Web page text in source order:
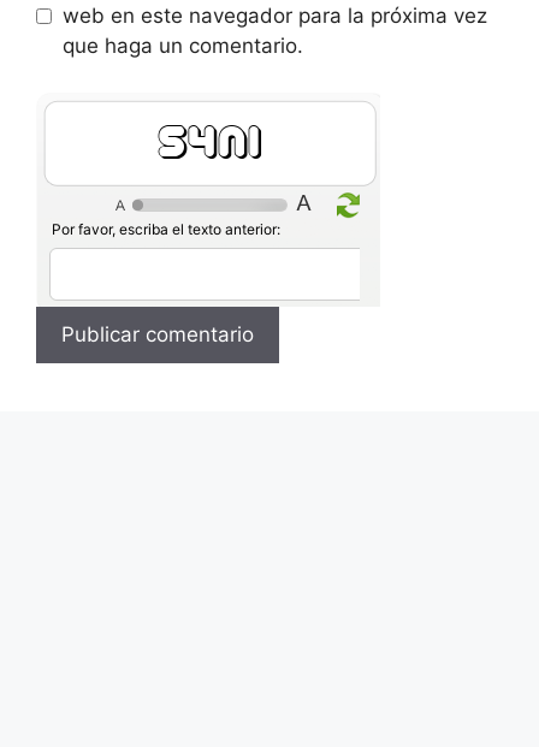
web en este navegador para la próxima vez
que haga un comentario.
Mr2C
Por favor, escriba el texto anterior: